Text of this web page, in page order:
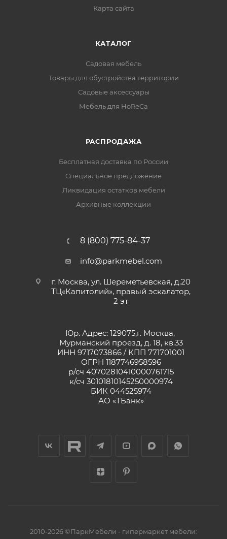
Карта сайта
КАТАЛОГ
Садовая мебель
Товары для обустройства территории
Садовые аксессуары
Мебель для HoReCa
РАСПРОДАЖА
Бесплатная доставка по России
Специальное предложение
Ликвидация остатков мебели
Архивные коллекции
8 (800) 775-84-37
info@parkmebel.com
г. Москва, ул. Шереметьевская, д.20
ТЦ«Капитолий», правый эскалатор,
2 эт
Юр. Адрес: 129075,г. Москва,
Мурманский проезд, д. 18, кв.33
ИНН 9717073866 / КПП 771701001
ОГРН 1187746958596
р/сч 40702810410000761715
к/сч 30101810145250000974
БИК 044525974
АО «ТБанк»
2010-2026 ©ПаркМебели - гипермаркет мебели: